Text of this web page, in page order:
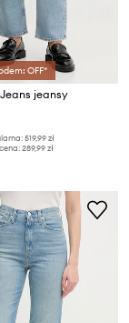
OFF*
jeansy
519,99 zł
289,99 zł